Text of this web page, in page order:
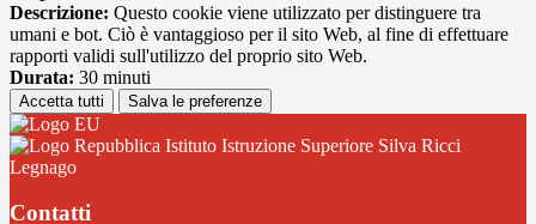
Descrizione: Questo cookie viene utilizzato per distinguere tra
umani e bot. Ciò è vantaggioso per il sito Web, al fine di effettuare
rapporti validi sull'utilizzo del proprio sito Web.
Durata: 30 minuti
Accetta tutti Salva le preferenze
Istituto Istruzione Superiore Silva Ricci
Legnago
Contatti